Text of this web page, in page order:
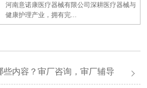
河南意诺康医疗器械有限公司深耕医疗器械与
健康护理产业，拥有完...
些内容？审厂咨询，审厂辅导